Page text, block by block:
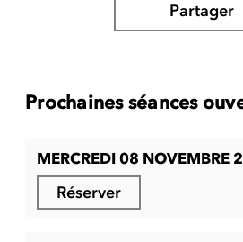
Partager
Prochaines séances
MERCREDI 08 NOVEMBRE
Réserver